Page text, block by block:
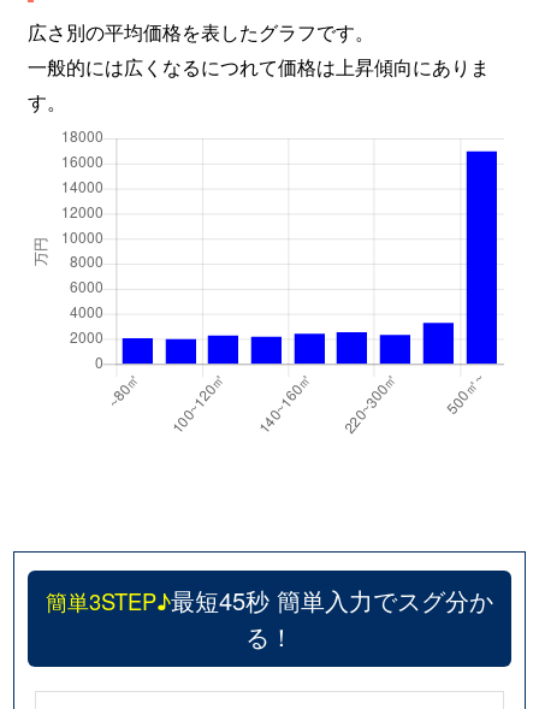
広さ別の平均価格を表したグラフです。
一般的には広くなるにつれて価格は上昇傾向にありま
す。
簡単3STEP♪最短45秒 簡単入力でスグ分か
る！